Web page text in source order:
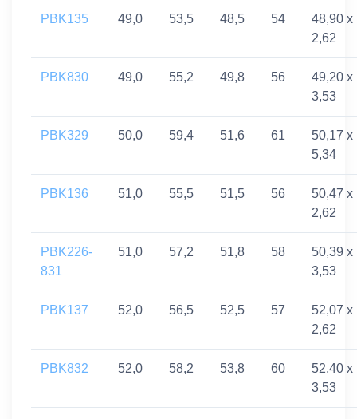
PBK135 49,0 53,5 48,5 54
48,90 x
2,62
PBK830 49,0 55,2 49,8 56
49,20 x
3,53
PBK329 50,0 59,4 51,6 61
50,17 x
5,34
PBK136 51,0 55,5 51,5 56
50,47 x
2,62
PBK226-
831
51,0 57,2 51,8 58
50,39 x
3,53
PBK137 52,0 56,5 52,5 57
52,07 x
2,62
PBK832 52,0 58,2 53,8 60
52,40 x
3,53